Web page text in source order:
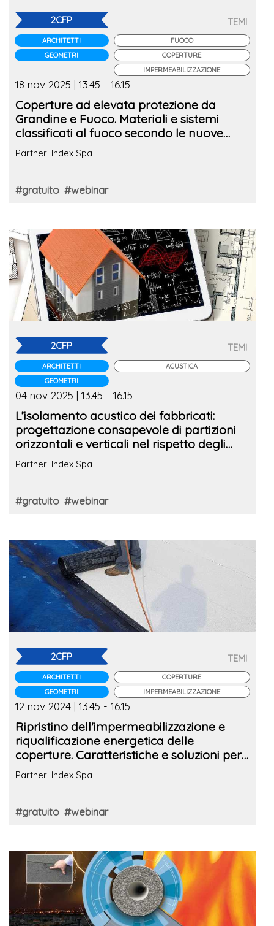
2CFP
ARCHITETTI
GEOMETRI
TEMI
FUOCO
COPERTURE
IMPERMEABILIZZAZIONE
18 nov 2025 | 13.45 - 16.15
Coperture ad elevata protezione da
Grandine e Fuoco. Materiali e sistemi
classificati al fuoco secondo le nuove
Linee Guida di prevenzione incendi
Partner: Index Spa
#gratuito #webinar
2CFP
ARCHITETTI
GEOMETRI
TEMI
ACUSTICA
04 nov 2025 | 13.45 - 16.15
L’isolamento acustico dei fabbricati:
progettazione consapevole di partizioni
orizzontali e verticali nel rispetto degli
ambiti legislativi e normativi
Partner: Index Spa
#gratuito #webinar
2CFP
ARCHITETTI
GEOMETRI
TEMI
COPERTURE
IMPERMEABILIZZAZIONE
12 nov 2024 | 13.45 - 16.15
Ripristino dell'impermeabilizzazione e
riqualificazione energetica delle
coperture. Caratteristiche e soluzioni per i
tetti con manto a vista
Partner: Index Spa
#gratuito #webinar